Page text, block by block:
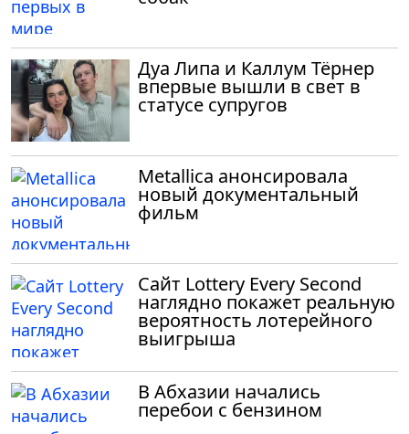
Дуа Липа и Каллум Тёрнер
впервые вышли в свет в
статусе супругов
Metallica анонсировала
новый документальный
фильм
Сайт Lottery Every Second
наглядно покажет реальную
вероятность лотерейного
выигрыша
В Абхазии начались
перебои с бензином